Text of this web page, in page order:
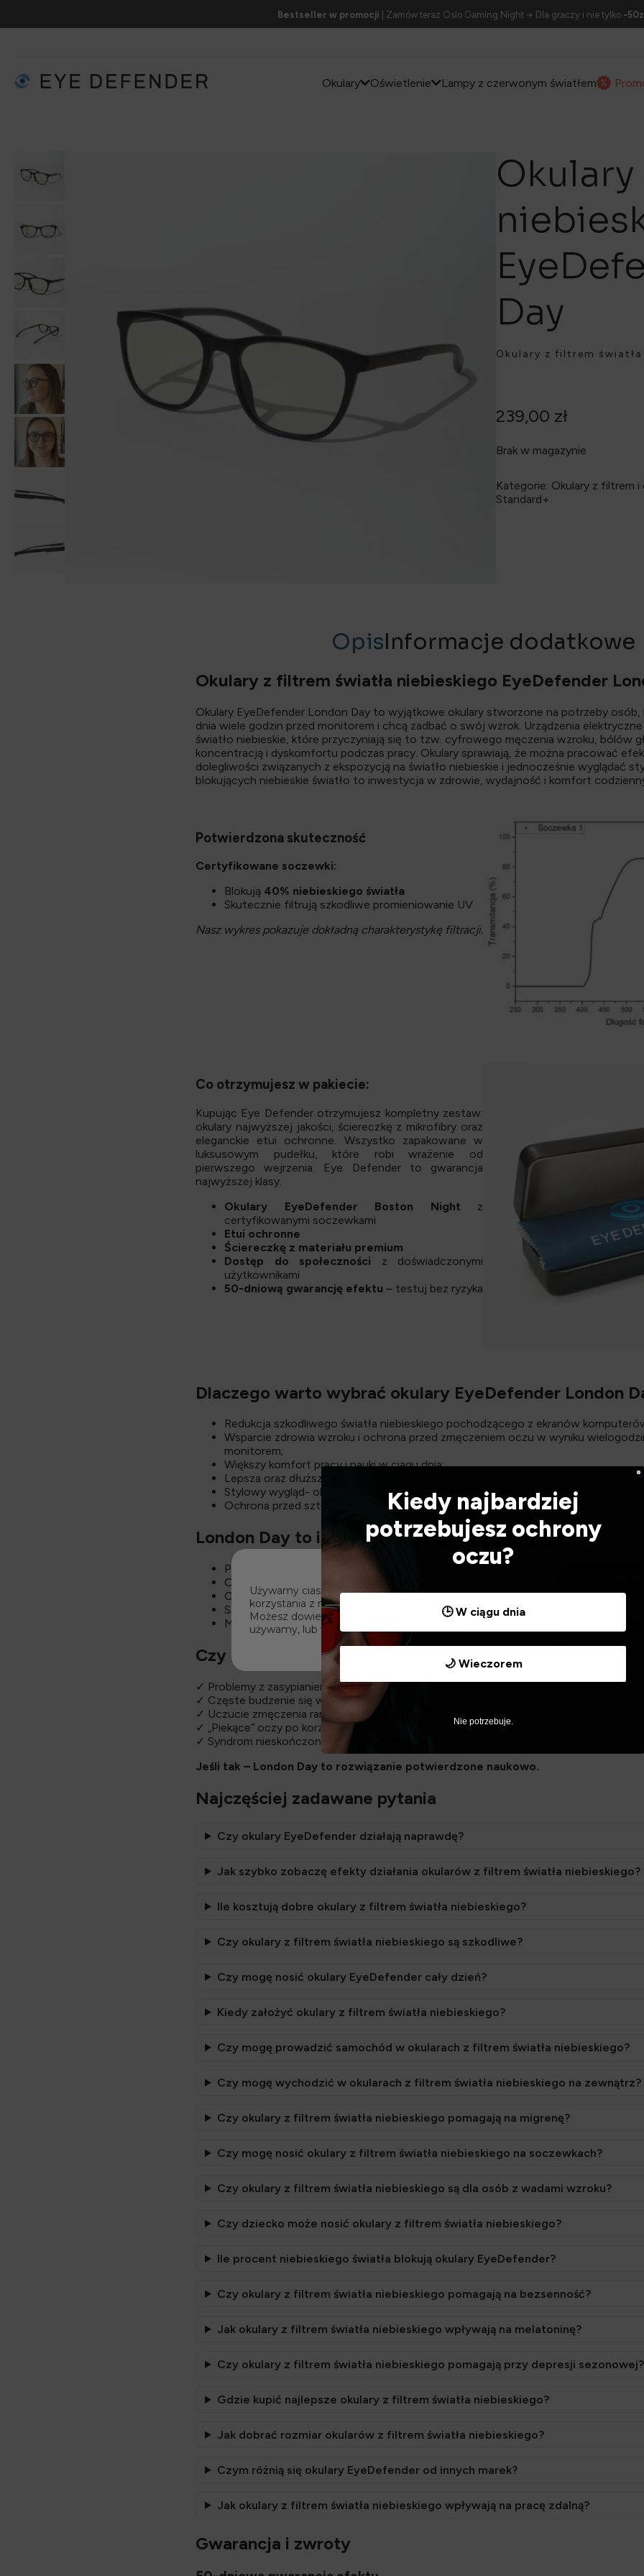
Bestseller w promocji | Zamów teraz Oslo Gaming Night → Dla graczy i nie tylko -
Okulary Oświetlenie Lampy z czerwonym światłem
Okulary
Day
Okulary z filtrem
239,00 zł
Brak w magazynie
Kategorie: Okulary z filtrem i
Standard+
OpisInformacje dodatkowe
Okulary z filtrem światła niebieskiego EyeDefender
Okulary EyeDefender London Day to wyjątkowe okulary stworzone na potrzeby osób,
dnia wiele godzin przed monitorem i chcą zadbać o swój wzrok. Urządzenia
światło niebieskie, które przyczyniają się to tzw. cyfrowego męczenia wzroku, bólów
koncentracją i dyskomfortu podczas pracy. Okulary sprawiają, że można pracować
dolegliwości związanych z ekspozycją na światło niebieskie i jednocześnie wyglądać
blokujących niebieskie światło to inwestycja w zdrowie, wydajność i komfort
Potwierdzona skuteczność
Certyfikowane soczewki:
Blokują 40% niebieskiego światła
Skutecznie filtrują szkodliwe promieniowanie UV
Nasz wykres pokazuje dokładną charakterystykę filtracji.
Co otrzymujesz w pakiecie:
Kupując Eye Defender otrzymujesz kompletny zestaw:
okulary najwyższej jakości, ściereczkę z mikrofibry oraz
eleganckie etui ochronne. Wszystko zapakowane w
luksusowym pudełku, które robi wrażenie od
pierwszego wejrzenia. Eye Defender to gwarancja
najwyższej klasy.
Okulary EyeDefender Boston Night z
certyfikowanymi soczewkami
Etui ochronne
Ściereczkę z materiału premium
Dostęp do społeczności z doświadczonymi
użytkownikami
50-dniową gwarancję efektu – testuj bez ryzyka
Dlaczego warto wybrać okulary EyeDefender London
Redukcja szkodliwego światła niebieskiego pochodzącego z ekranów
Wsparcie zdrowia wzroku i ochrona przed zmęczeniem oczu w wyniku
monitorem;
Większy komfort pracy i nauki w ciągu dnia;
Lepsza oraz dłuższa koncentracja i wydajność;
Stylowy wygląd- okulary pasują zarówno do biura, jak i codziennego użytkowania;
Ochrona przed sztucznym oświetleniem.
London Day to idealny wybór dla osób, które:
Pracują w biurze przed ekranem komputera czy telefonu;
Odczuwają suchość oczu, bóle głowy;
Chcą zadbać o swój wzrok;
Są wrażliwe na sztuczne światło;
Mają problemy z koncentracją i snem.
Czy to brzmi znajomo?
✓ Problemy z zasypianiem mimo zmęczenia
✓ Częste budzenie się w nocy
✓ Uczucie zmęczenia rano mimo 7-8 godzin snu
✓ „Piekące” oczy po korzystaniu z ekranów
✓ Syndrom nieskończonego scrollowania
Jeśli tak – London Day to rozwiązanie potwierdzone naukowo.
Najczęściej zadawane pytania
Czy okulary EyeDefender działają naprawdę?
Jak szybko zobaczę efekty działania okularów z filtrem światła niebieskiego?
Ile kosztują dobre okulary z filtrem światła niebieskiego?
Czy okulary z filtrem światła niebieskiego są szkodliwe?
Czy mogę nosić okulary EyeDefender cały dzień?
Kiedy założyć okulary z filtrem światła niebieskiego?
Czy mogę prowadzić samochód w okularach z filtrem światła niebieskiego?
Czy mogę wychodzić w okularach z filtrem światła niebieskiego na zewnątrz?
Czy okulary z filtrem światła niebieskiego pomagają na migrenę?
Czy mogę nosić okulary z filtrem światła niebieskiego na soczewkach?
Czy okulary z filtrem światła niebieskiego są dla osób z wadami wzroku?
Czy dziecko może nosić okulary z filtrem światła niebieskiego?
Ile procent niebieskiego światła blokują okulary EyeDefender?
Czy okulary z filtrem światła niebieskiego pomagają na bezsenność?
Jak okulary z filtrem światła niebieskiego wpływają na melatoninę?
Czy okulary z filtrem światła niebieskiego pomagają przy depresji sezonowej?
Gdzie kupić najlepsze okulary z filtrem światła niebieskiego?
Jak dobrać rozmiar okularów z filtrem światła niebieskiego?
Czym różnią się okulary EyeDefender od innych marek?
Jak okulary z filtrem światła niebieskiego wpływają na pracę zdalną?
Gwarancja i zwroty
Używamy ciasteczek, aby zapewnić najlepszą jakość
korzystania z naszej witryny.
Możesz dowiedzieć się więcej o tym, jakich ciasteczek
używamy, lub wyłączyć je wustawieniach.
Kiedy najbardziej
potrzebujesz ochrony
oczu?
🕒 W ciągu dnia
🌙 Wieczorem
Nie potrzebuje.